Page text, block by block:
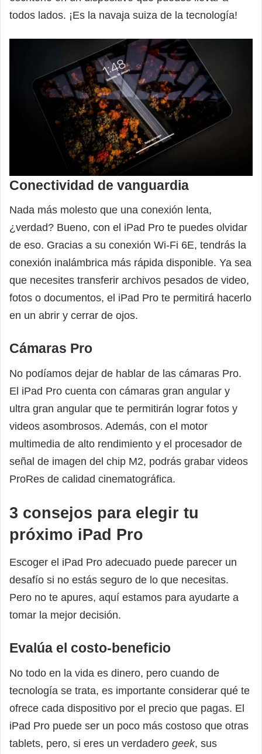
todos lados. ¡Es la navaja suiza de la tecnología!
Conectividad de vanguardia
Nada más molesto que una conexión lenta,
¿verdad? Bueno, con el iPad Pro te puedes olvidar
de eso. Gracias a su conexión Wi‑Fi 6E, tendrás la
conexión inalámbrica más rápida disponible. Ya sea
que necesites transferir archivos pesados de video,
fotos o documentos, el iPad Pro te permitirá hacerlo
en un abrir y cerrar de ojos.
Cámaras Pro
No podíamos dejar de hablar de las cámaras Pro.
El iPad Pro cuenta con cámaras gran angular y
ultra gran angular que te permitirán lograr fotos y
videos asombrosos. Además, con el motor
multimedia de alto rendimiento y el procesador de
señal de imagen del chip M2, podrás grabar videos
ProRes de calidad cinematográfica.
3 consejos para elegir tu
próximo iPad Pro
Escoger el iPad Pro adecuado puede parecer un
desafío si no estás seguro de lo que necesitas.
Pero no te apures, aquí estamos para ayudarte a
tomar la mejor decisión.
Evalúa el costo-beneficio
No todo en la vida es dinero, pero cuando de
tecnología se trata, es importante considerar qué te
ofrece cada dispositivo por el precio que pagas. El
iPad Pro puede ser un poco más costoso que otras
tablets, pero, si eres un verdadero geek, sus